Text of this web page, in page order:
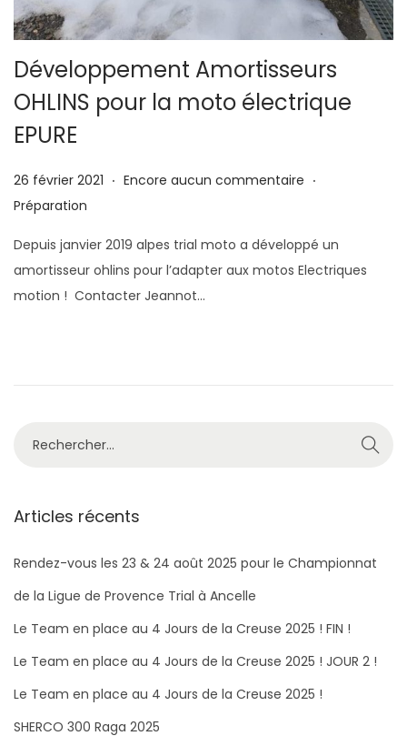
a
t
o
u
Développement Amortisseurs
OHLINS pour la moto électrique
EPURE
P
u
l
i
é
26 février 2021 2
a
i
2
. Encore aucun commentaire .
i
Préparation
Depuis janvier 2019 alpes trial moto a développé un
amortisseur ohlins pour l’adapter aux motos Electriques
motion ! Contacter Jeannot…
h
r
c
e
r
Articles récents
Rendez-vous les 23 & 24 août 2025 pour le Championnat
de la Ligue de Provence Trial à Ancelle
Le Team en place au 4 Jours de la Creuse 2025 ! FIN !
Le Team en place au 4 Jours de la Creuse 2025 ! JOUR 2 !
Le Team en place au 4 Jours de la Creuse 2025 !
SHERCO 300 Raga 2025​